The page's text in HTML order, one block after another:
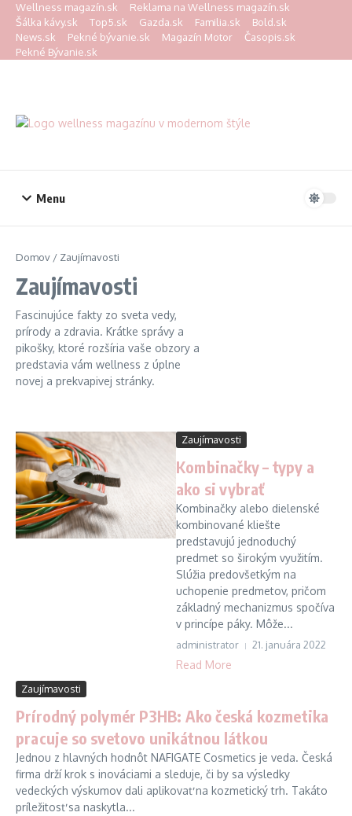
Preskočiť na obsah
Wellness magazín.sk
Reklama na Wellness magazín.sk
Šálka kávy.sk
Top5.sk Gazda.sk Familia.sk
Bold.sk
News.sk
Pekné bývanie.sk Magazín Motor
Časopis.sk
Pekné Bývanie.sk
Menu
Domov / Zaujímavosti
Zaujímavosti
Fascinujúce fakty zo sveta vedy,
prírody a zdravia. Krátke správy a
pikošky, ktoré rozšíria vaše obzory a
predstavia vám wellness z úplne
novej a prekvapivej stránky.
Zaujímavosti
Kombinačky – typy a
ako si vybrať
Kombinačky alebo dielenské
kombinované kliešte
predstavujú jednoduchý
predmet so širokým využitím.
Slúžia predovšetkým na
uchopenie predmetov, pričom
základný mechanizmus spočíva
v princípe páky. Môže...
administrator 21. januára 2022
Read More
Zaujímavosti
Prírodný polymér P3HB: Ako česká kozmetika
pracuje so svetovo unikátnou látkou
Jednou z hlavných hodnôt NAFIGATE Cosmetics je veda. Česká
firma drží krok s inováciami a sleduje, či by sa výsledky
vedeckých výskumov dali aplikovať na kozmetický trh. Takáto
príležitosť sa naskytla...